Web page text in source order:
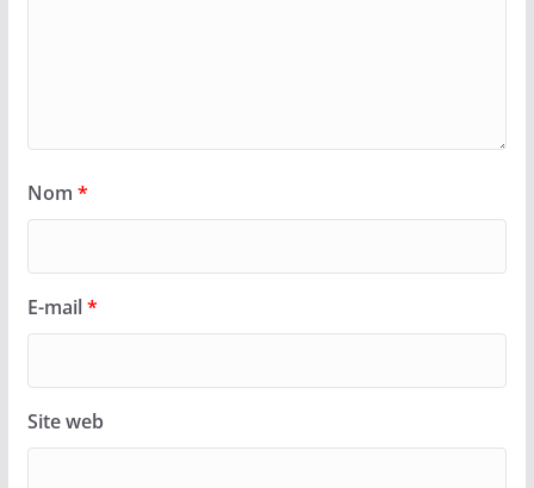
Nom *
E-mail*
Site web